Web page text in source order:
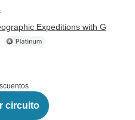
Expeditions with G
circuito